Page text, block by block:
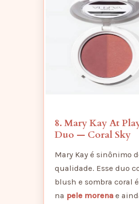
8. Mary Kay At
Duo — Coral Sky
Mary Kay é sinônimo
qualidade. Esse duo
blush e sombra coral
na pele morenae